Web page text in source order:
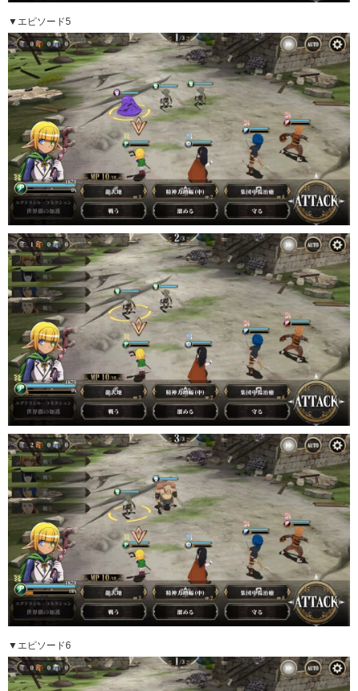
▼エピソード5
▼エピソード6